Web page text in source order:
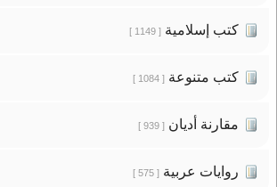
كتب إسلامية[ 1149 ]
كتب متنوعة[ 1084 ]
مقارنة أديان[ 939 ]
روايات عربية[ 575 ]